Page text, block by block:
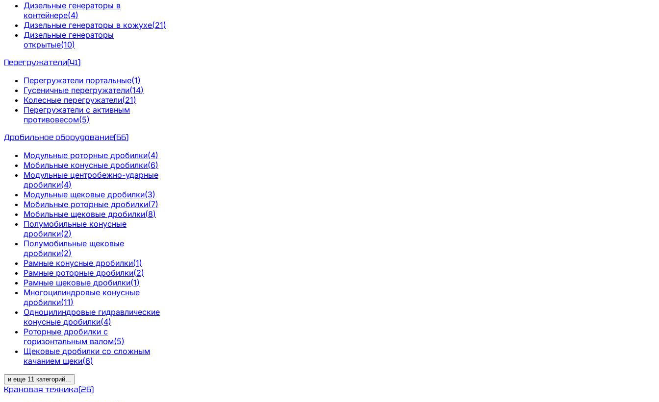
Дизельные генераторы в
контейнере(4)
Дизельные генераторы в кожухе(21)
Дизельные генераторы
открытые(10)
Перегружатели(41)
Перегружатели портальные(1)
Гусеничные перегружатели(14)
Колесные перегружатели(21)
Перегружатели с активным
противовесом(5)
Дробильное оборудование(66)
Модульные роторные дробилки(4)
Мобильные конусные дробилки(6)
Модульные центробежно-ударные
дробилки(4)
Модульные щековые дробилки(3)
Мобильные роторные дробилки(7)
Мобильные щековые дробилки(8)
Полумобильные конусные
дробилки(2)
Полумобильные щековые
дробилки(2)
Рамные конусные дробилки(1)
Рамные роторные дробилки(2)
Рамные щековые дробилки(1)
Многоцилиндровые конусные
дробилки(11)
Одноцилиндровые гидравлические
конусные дробилки(4)
Роторные дробилки с
горизонтальным валом(5)
Щековые дробилки со сложным
качанием щеки(6)
и еще 11 категорий...
Крановая техника(26)